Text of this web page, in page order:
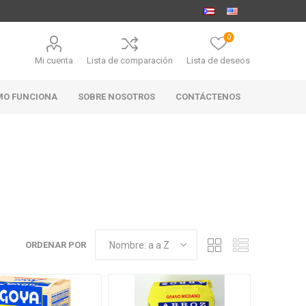
Mi cuenta Lista de comparación Lista de deseos
0
ANGUS
FUNCIONA SOBRE NOSOTROS CONTÁCTENOS
ORDENAR POR